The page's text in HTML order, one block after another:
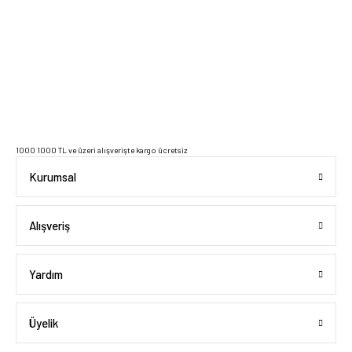
1000 1000 TL ve üzeri alışverişte kargo ücretsiz
Kurumsal
Alışveriş
Yardım
Üyelik